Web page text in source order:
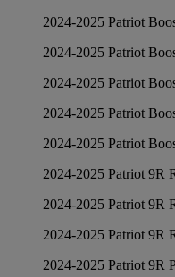
2024-2025 Patriot
2024-2025 Patriot
2024-2025 Patriot
2024-2025 Patriot
2024-2025 Patriot
2024-2025 Patriot 9R
2024-2025 Patriot 9R
2024-2025 Patriot 9R
2024-2025 Patriot 9R